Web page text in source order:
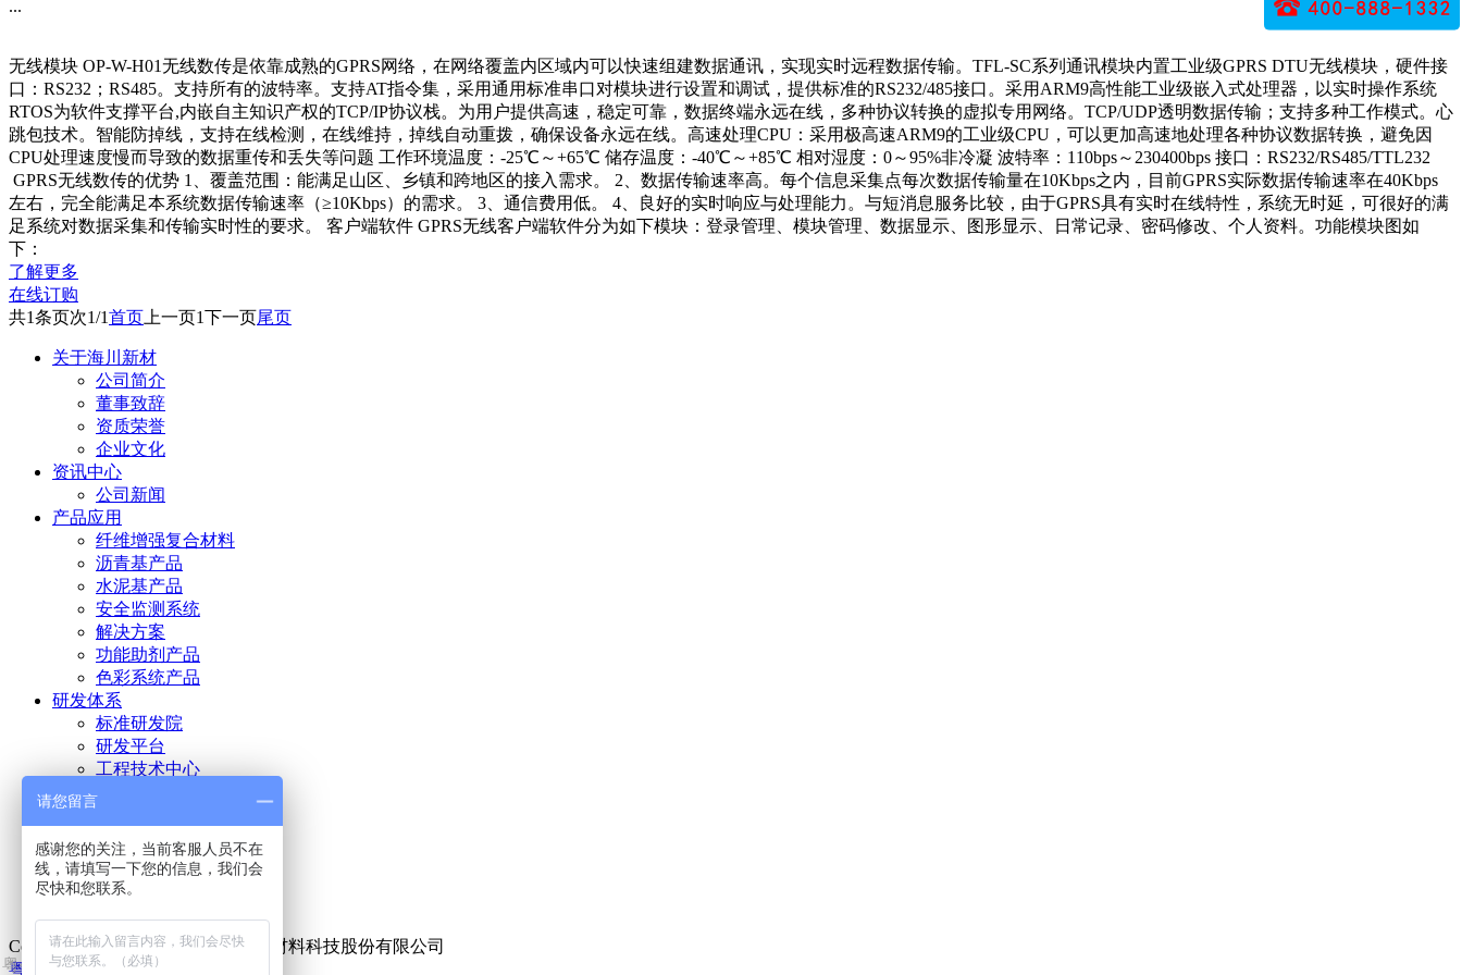
...
无线模块 OP-W-H01无线数传是依靠成熟的GPRS网络，在网络覆盖内区域内可以快速组建数据通讯，实现实时远程数据传输。TFL-SC系列通讯模块内置工业级GPRS DTU无线模块，硬件接
口：RS232；RS485。支持所有的波特率。支持AT指令集，采用通用标准串口对模块进行设置和调试，提供标准的RS232/485接口。采用ARM9高性能工业级嵌入式处理器，以实时操作系统
RTOS为软件支撑平台,内嵌自主知识产权的TCP/IP协议栈。为用户提供高速，稳定可靠，数据终端永远在线，多种协议转换的虚拟专用网络。TCP/UDP透明数据传输；支持多种工作模式。心
跳包技术。智能防掉线，支持在线检测，在线维持，掉线自动重拨，确保设备永远在线。高速处理CPU：采用极高速ARM9的工业级CPU，可以更加高速地处理各种协议数据转换，避免因
CPU处理速度慢而导致的数据重传和丢失等问题 工作环境温度：-25℃～+65℃ 储存温度：-40℃～+85℃ 相对湿度：0～95%非冷凝 波特率：110bps～230400bps 接口：RS232/RS485/TTL232
GPRS无线数传的优势 1、覆盖范围：能满足山区、乡镇和跨地区的接入需求。 2、数据传输速率高。每个信息采集点每次数据传输量在10Kbps之内，目前GPRS实际数据传输速率在40Kbps
左右，完全能满足本系统数据传输速率（≥10Kbps）的需求。 3、通信费用低。 4、良好的实时响应与处理能力。与短消息服务比较，由于GPRS具有实时在线特性，系统无时延，可很好的满
足系统对数据采集和传输实时性的要求。 客户端软件 GPRS无线客户端软件分为如下模块：登录管理、模块管理、数据显示、图形显示、日常记录、密码修改、个人资料。功能模块图如
下：
了解更多
在线订购
共1条页次1/1首页 上一页1下一页尾页
关于海川新材
公司简介
董事致辞
资质荣誉
企业文化
资讯中心
公司新闻
产品应用
纤维增强复合材料
沥青基产品
水泥基产品
安全监测系统
解决方案
功能助剂产品
色彩系统产品
研发体系
标准研发院
研发平台
工程技术中心
客服中心
人力资源
人才理念
招聘职位
联系我们
Copyright ©2005 - 2013 深圳海川新材料科技股份有限公司
粤ICP备14070502号-1
粤公网安备 44030402001003号
请您留言
感谢您的关注，当前客服人员不在
线，请填写一下您的信息，我们会
尽快和您联系。